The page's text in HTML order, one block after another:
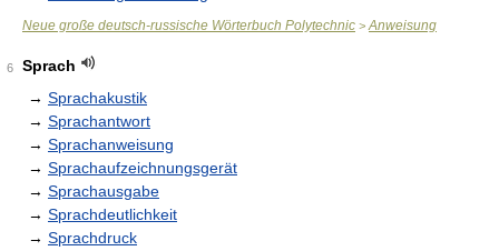
Neue große deutsch-russische Wörterbuch Polytechnic > Anweisung
6
Sprach
→ Sprachakustik
→ Sprachantwort
→ Sprachanweisung
→ Sprachaufzeichnungsgerät
→ Sprachausgabe
→ Sprachdeutlichkeit
→ Sprachdruck